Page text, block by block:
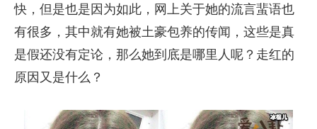
快，但是也是因为如此，网上关于她的流言蜚语也
有很多，其中就有她被土豪包养的传闻，这些是真
是假还没有定论，那么她到底是哪里人呢？走红的
原因又是什么？